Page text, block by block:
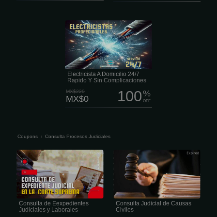
Nuestro servicio de electricista a
domicilio es para cualquier problema o
trabajo electrico, no importa la hora.
Vamos rapido y tratamos de dejar todo
bien hecho, ya sea una urgencia o
algo mas tranquilo en casa. Tenemos
precios bastante accesibles en
instalaciones electricas y
mantenimiento.
Electricista A Domicilio 24/7
Rapido Y Sin Complicaciones
MX$220
MX$0 100%
OFF
Coupons › Consulta Procesos Judiciales
El derecho a revisar los documentos
del caso no es una mera formalidad.
Es uno de los derechos procesales
fundamentales de todo participante
en un juicio o investigación. Sin
embargo, es uno de los más
infravalorados.
Consulta de Eexpedientes
Judiciales y Laborales
La mayoría de las consultas están
disponibles en línea, lo que garantiza
el acceso a asistencia legal cualificada
independientemente de su lugar de
residencia. ¡Atención! Nuestros
especialistas ofrecen una amplia
gama de servicios de derecho de
Consulta Judicial de Causas
Civiles